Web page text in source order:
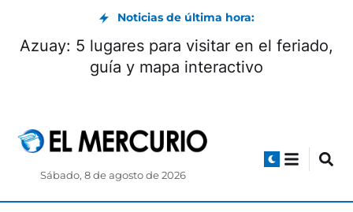
Noticias de última hora:
Azuay: 5 lugares para visitar en el feriado,
guía y mapa interactivo
Sábado, 8 de agosto de 2026